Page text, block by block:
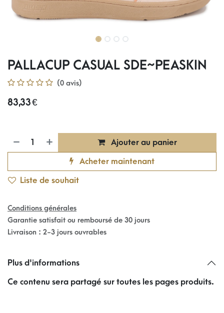
PALLACUP CASUAL SDE~PEASKIN
(0 avis)
83,33€
Ajouter au panier
Acheter maintenant
Liste de souhait
Conditions générales
Garantie satisfait ou remboursé de 30 jours
Livraison : 2-3 jours ouvrables
Plus d'informations
Ce contenu sera partagé sur toutes les pages produits.